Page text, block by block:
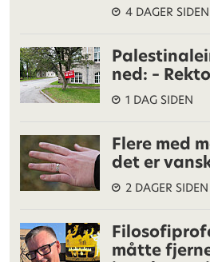
4 DAGER SIDEN
ned: –
1 DAG SIDEN
Flere med
det er
2 DAGER SIDEN
måtte